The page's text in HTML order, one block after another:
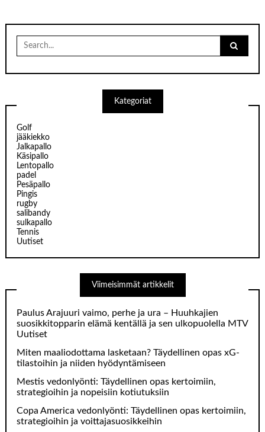
for:
Kategoriat
Golf
jääkiekko
Jalkapallo
Käsipallo
Lentopallo
padel
Pesäpallo
Pingis
rugby
salibandy
sulkapallo
Tennis
Uutiset
Viimeisimmät artikkelit
Paulus Arajuuri vaimo, perhe ja ura – Huuhkajien
suosikkitopparin elämä kentällä ja sen ulkopuolella MTV
Uutiset
Miten maaliodottama lasketaan? Täydellinen opas xG-
tilastoihin ja niiden hyödyntämiseen
Mestis vedonlyönti: Täydellinen opas kertoimiin,
strategioihin ja nopeisiin kotiutuksiin
Copa America vedonlyönti: Täydellinen opas kertoimiin,
strategioihin ja voittajasuosikkeihin